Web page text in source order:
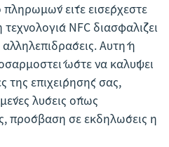
είτε εισέρχεστε
NFC διασφαλίζει
Αυτή η
ώστε να καλύψει
της επιχείρησής σας,
λύσεις όπως
πρόσβαση σε εκδηλώσεις ή